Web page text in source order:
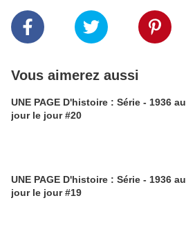
Vous aimerez aussi
UNE PAGE D'histoire : Série - 1936 au
jour le jour #20
UNE PAGE D'histoire : Série - 1936 au
jour le jour #19